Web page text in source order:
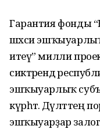
Гарантия фонды
шәхси
итеү” милли
сиктәрендә
эшҡыуарлыҡ
күрһәтә.
эшҡыуарҙар